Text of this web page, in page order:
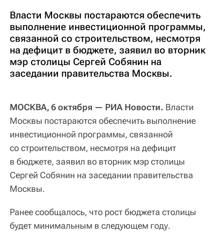
Власти Москвы постараются обеспечить
выполнение инвестиционной программы,
связанной со строительством, несмотря
на дефицит в бюджете, заявил во вторник
мэр столицы Сергей Собянин на
заседании правительства Москвы.
МОСКВА, 6 октября — РИА Новости. Власти
Москвы постараются обеспечить выполнение
инвестиционной программы, связанной
со строительством, несмотря на дефицит
в бюджете, заявил во вторник мэр столицы
Сергей Собянин на заседании правительства
Москвы.
Ранее сообщалось, что рост бюджета столицы
будет минимальным в следующем году.